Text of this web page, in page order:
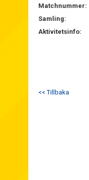
Matchnummer:
Samling:
Aktivitetsinfo:
<< Tillbaka